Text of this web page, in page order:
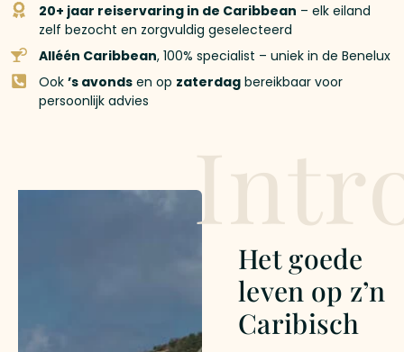
20+ jaar reiservaring in de Caribbean – elk eiland
zelf bezocht en zorgvuldig geselecteerd
Alléén Caribbean, 100% specialist – uniek in de Benelux
Ook ’s avondsen op zaterdagbereikbaar voor
persoonlijk advies
Het goede
leven op z’n
Caribisch